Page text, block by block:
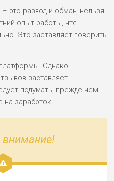
это развод и обман, нельзя.
опыт работы, что
Это заставляет поверить
Однако
заставляет
подумать, прежде чем
на заработок.
внимание!